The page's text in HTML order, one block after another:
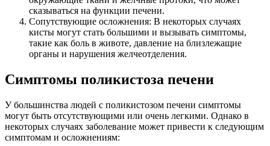
сказываться на функции печени.
Сопутствующие осложнения: В некоторых случаях
кисты могут стать большими и вызывать симптомы,
такие как боль в животе, давление на близлежащие
органы и нарушения желчеотделения.
Симптомы поликистоза печени
У большинства людей с поликистозом печени симптомы
могут быть отсутствующими или очень легкими. Однако в
некоторых случаях заболевание может привести к следующим
симптомам и осложнениям: